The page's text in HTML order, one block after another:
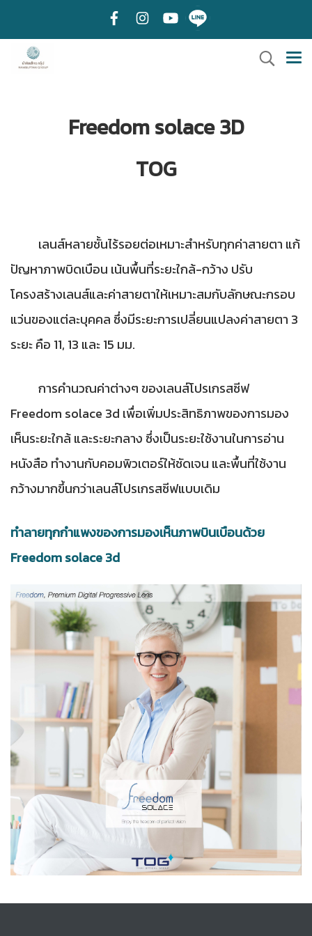
Freedom solace 3D
TOG
เลนส์หลายชั้นไร้รอยต่อเหมาะสำหรับทุกค่าสายตา แก้
ปัญหาภาพบิดเบือน เน้นพื้นที่ระยะใกล้-กว้าง ปรับ
โครงสร้างเลนส์และค่าสายตาให้เหมาะสมกับลักษณะกรอบ
แว่นของแต่ละบุคคล ซึ่งมีระยะการเปลี่ยนแปลงค่าสายตา 3
ระยะ คือ 11, 13 และ 15 มม.
การคำนวณค่าต่างๆ ของเลนส์โปรเกรสซีฟ
Freedom solace 3d เพื่อเพิ่มประสิทธิภาพของการมอง
เห็นระยะใกล้ และระยะกลาง ซึ่งเป็นระยะใช้งานในการอ่าน
หนังสือ ทำงานกับคอมพิวเตอร์ให้ชัดเจน และพื้นที่ใช้งาน
กว้างมากขึ้นกว่าเลนส์โปรเกรสซีฟแบบเดิม
ทำลายทุกกำแพงของการมองเห็นภาพบินเบือนด้วย
Freedom solace 3d